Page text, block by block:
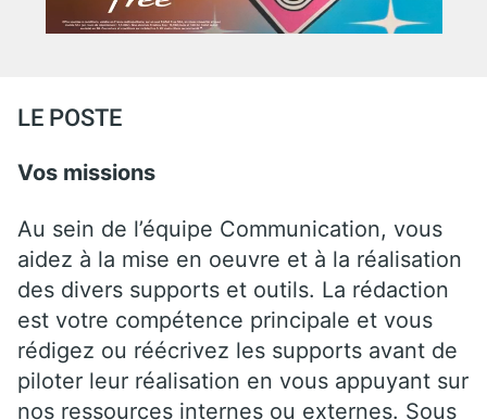
LE POSTE
Vos missions
Au sein de l’équipe Communication, vous
aidez à la mise en oeuvre et à la réalisation
des divers supports et outils. La rédaction
est votre compétence principale et vous
rédigez ou réécrivez les supports avant de
piloter leur réalisation en vous appuyant sur
nos ressources internes ou externes. Sous